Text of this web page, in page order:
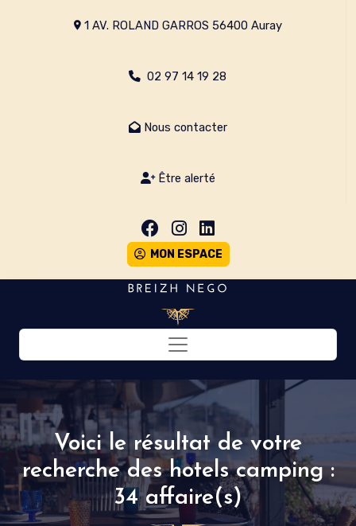
1 AV. ROLAND GARROS 56400 Auray
02 97 14 19 28
Nous contacter
Être alerté
MON ESPACE
Toggle navigation
Voici le résultat de votre
recherche des hotels camping :
34 affaire(s)